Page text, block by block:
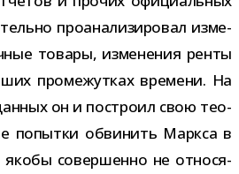
про­ана­ли­зи­ро­вал изме­
товары, изме­не­ния ренты
про­ме­жут­ках вре­мени. На
он и построил свою тео­
попытки обви­нить Маркса в
якобы совер­шенно не отно­ся­